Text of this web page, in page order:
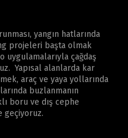
yangın hatlarında
projeleri başta olmak
uygulamalarıyla çağdaş
Yapısal alanlarda kar
araç ve yaya yollarında
buzlanmanın
boru ve dış cephe
geçiyoruz.